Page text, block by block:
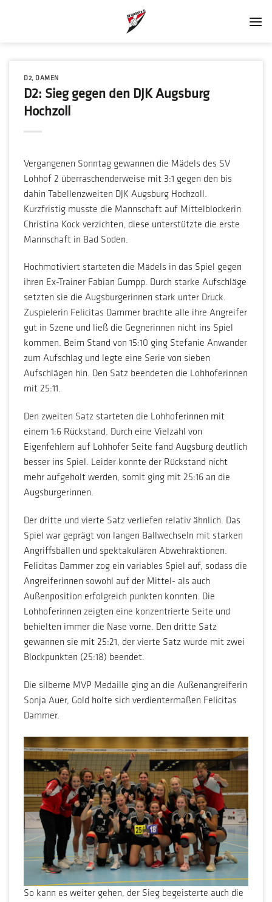
D2, DAMEN
D2: Sieg gegen den DJK Augsburg
Hochzoll
Vergangenen Sonntag gewannen die Mädels des SV
Lohhof 2 überraschenderweise mit 3:1 gegen den bis
dahin Tabellenzweiten DJK Augsburg Hochzoll.
Kurzfristig musste die Mannschaft auf Mittelblockerin
Christina Kock verzichten, diese unterstützte die erste
Mannschaft in Bad Soden.
Hochmotiviert starteten die Mädels in das Spiel gegen
ihren Ex-Trainer Fabian Gumpp. Durch starke Aufschläge
setzten sie die Augsburgerinnen stark unter Druck.
Zuspielerin Felicitas Dammer brachte alle ihre Angreifer
gut in Szene und ließ die Gegnerinnen nicht ins Spiel
kommen. Beim Stand von 15:10 ging Stefanie Anwander
zum Aufschlag und legte eine Serie von sieben
Aufschlägen hin. Den Satz beendeten die Lohhoferinnen
mit 25:11.
Den zweiten Satz starteten die Lohhoferinnen mit
einem 1:6 Rückstand. Durch eine Vielzahl von
Eigenfehlern auf Lohhofer Seite fand Augsburg deutlich
besser ins Spiel. Leider konnte der Rückstand nicht
mehr aufgeholt werden, somit ging mit 25:16 an die
Augsburgerinnen.
Der dritte und vierte Satz verliefen relativ ähnlich. Das
Spiel war geprägt von langen Ballwechseln mit starken
Angriffsbällen und spektakulären Abwehraktionen.
Felicitas Dammer zog ein variables Spiel auf, sodass die
Angreiferinnen sowohl auf der Mittel- als auch
Außenposition erfolgreich punkten konnten. Die
Lohhoferinnen zeigten eine konzentrierte Seite und
behielten immer die Nase vorne. Den dritte Satz
gewannen sie mit 25:21, der vierte Satz wurde mit zwei
Blockpunkten (25:18) beendet.
Die silberne MVP Medaille ging an die Außenangreiferin
Sonja Auer, Gold holte sich verdientermaßen Felicitas
Dammer.
So kann es weiter gehen, der Sieg begeisterte auch die